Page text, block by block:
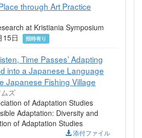
through Art Practice
at Kristiania Symposium
15日
招待有り
Time Passes’ Adapting
into a Japanese Language
Japanese Fishing Village
ズ
of Adaptation Studies
Adaptation: Diversity and
of Adaptation Studies
添付ファイル